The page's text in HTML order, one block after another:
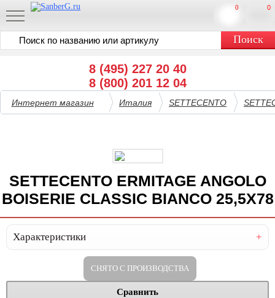
8 (495) 227 20 40
8 (800) 201 12 04
0
0
Интернет магазин Италия SETTECENTO
SETTECENTO ERMITAGE ANGOLO
BOISERIE CLASSIC BIANCO 25,5X78
Характеристики
СНЯТО С ПРОИЗВОДСТВА
Сравнить